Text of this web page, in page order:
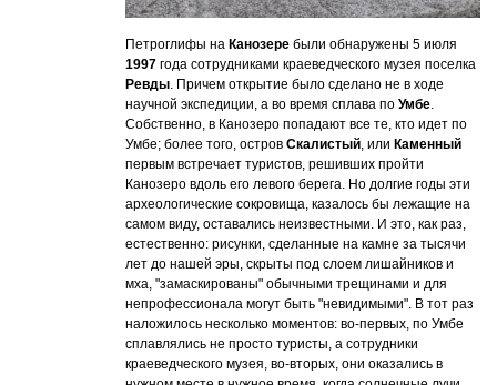
Петроглифы наКанозере были обнаружены 5 июля
1997 года сотрудниками краеведческого музея поселка
Ревды . Причем открытие было сделано не в ходе
научной экспедиции, а во время сплава поУмбе
Собственно, в Канозеро попадают все те, кто идет по
Умбе; более того, островСкалистый , илиКаменный
первым встречает туристов, решивших пройти
Канозеро вдоль его левого берега. Но долгие годы эти
археологические сокровища, казалось бы лежащие на
самом виду, оставались неизвестными. И это, как раз,
естественно: рисунки, сделанные на камне за тысячи
лет до нашей эры, скрыты под слоем лишайников и
мха, "замаскированы" обычными трещинами и для
непрофессионала могут быть "невидимыми". В тот раз
наложилось несколько моментов: во-первых, по Умбе
сплавлялись не просто туристы, а сотрудники
краеведческого музея, во-вторых, они оказались в